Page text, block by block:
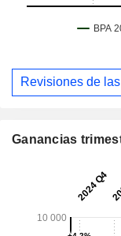
Revisiones de
Ganancias